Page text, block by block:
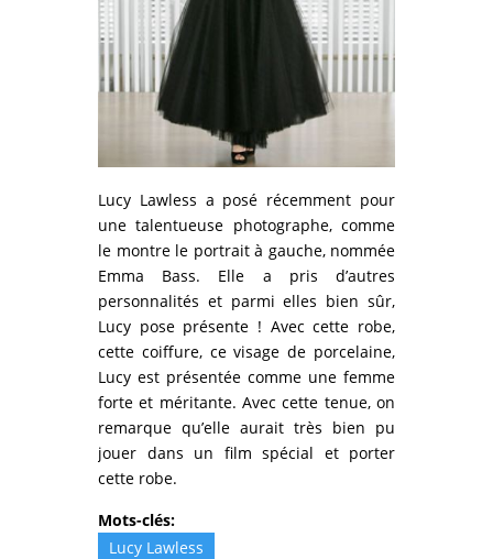
Lucy Lawless a posé récemment pour
une talentueuse photographe, comme
le montre le portrait à gauche, nommée
Emma Bass. Elle a pris d’autres
personnalités et parmi elles bien sûr,
Lucy pose présente ! Avec cette robe,
cette coiffure, ce visage de porcelaine,
Lucy est présentée comme une femme
forte et méritante. Avec cette tenue, on
remarque qu’elle aurait très bien pu
jouer dans un film spécial et porter
cette robe.
Mots-clés:
Lucy Lawless